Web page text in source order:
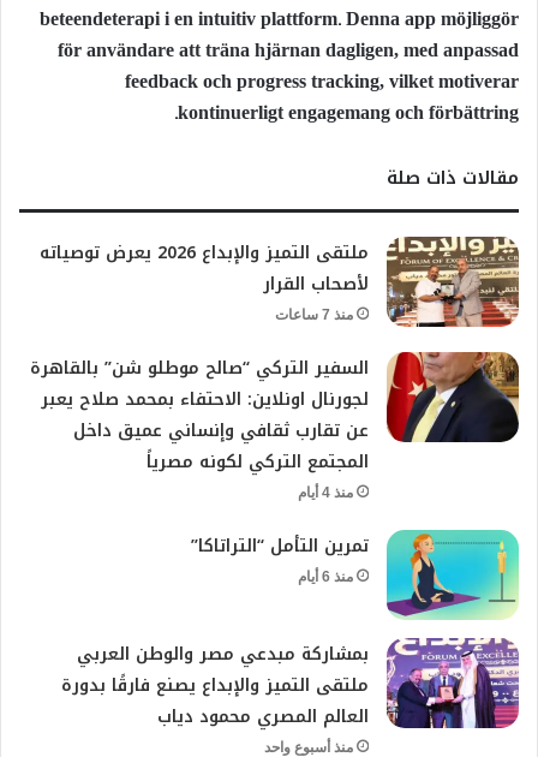
beteendeterapi i en intuitiv plattform. Denna app möjliggör
för användare att träna hjärnan dagligen, med anpassad
feedback och progress tracking, vilket motiverar
kontinuerligt engagemang och förbättring.
مقالات ذات صلة
ملتقى التميز والإبداع 2026 يعرض توصياته
لأصحاب القرار
منذ 7 ساعات
السفير التركي “صالح موطلو شن” بالقاهرة
لجورنال اونلاين: الاحتفاء بمحمد صلاح يعبر
عن تقارب ثقافي وإنساني عميق داخل
المجتمع التركي لكونه مصرياً
منذ 4 أيام
تمرين التأمل “التراتاكا”
منذ 6 أيام
بمشاركة مبدعي مصر والوطن العربي
ملتقى التميز والإبداع يصنع فارقًا بدورة
العالم المصري محمود دياب
منذ أسبوع واحد